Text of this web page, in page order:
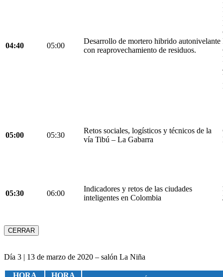
04:40 05:00
Desarrollo de mortero hibrido autonivelante
con reaprovechamiento de residuos.
05:00 05:30
Retos sociales, logísticos y técnicos de la
vía Tibú – La Gabarra
05:30 06:00
Indicadores y retos de las ciudades
inteligentes en Colombia
CERRAR
Día 3 | 13 de marzo de 2020 – salón La Niña
HORA HORA